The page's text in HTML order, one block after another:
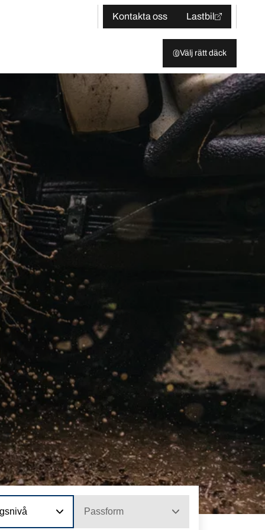
Kontakta oss Lastbil
Välj rätt däck
Passform